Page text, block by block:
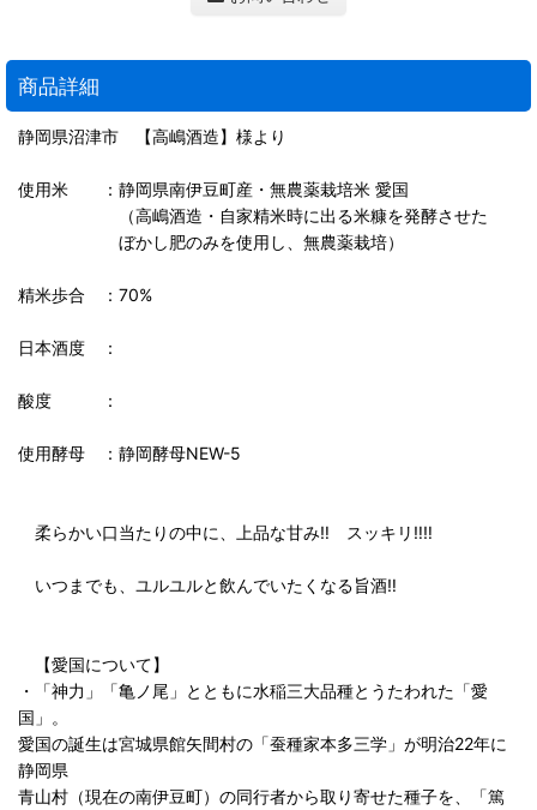
商品詳細
静岡県沼津市 【高嶋酒造】様より
使用米 ：静岡県南伊豆町産・無農薬栽培米 愛国
（高嶋酒造・自家精米時に出る米糠を発酵させた
ぼかし肥のみを使用し、無農薬栽培）
精米歩合 ：70%
日本酒度 ：
酸度 ：
使用酵母 ：静岡酵母NEW-5
柔らかい口当たりの中に、上品な甘み‼︎ スッキリ‼︎‼︎
いつまでも、ユルユルと飲んでいたくなる旨酒‼︎
【愛国について】
・「神力」「亀ノ尾」とともに水稲三大品種とうたわれた「愛
国」。
愛国の誕生は宮城県館矢間村の「蚕種家本多三学」が明治22年に
静岡県
青山村（現在の南伊豆町）の同行者から取り寄せた種子を、「篤